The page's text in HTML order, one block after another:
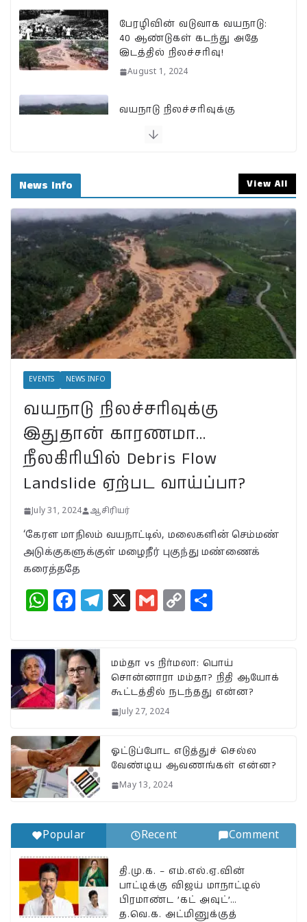
பேரழிவின் வடுவாக வயநாடு:
40 ஆண்டுகள் கடந்து அதே
இடத்தில் நிலச்சரிவு!
August 1, 2024
வயநாடு நிலச்சரிவுக்கு
நீலகிரியில் Debris Flow
BSNLக்கு மாறும் மக்கள்;
பா.ஜ.க. புத்துயிர் அளிக்குமா…
இறுதி உயிர்த் துடிப்பையும்
நிறுத்துமா?
July 30, 2024
வயநாட்டில் முதல் வெற்றி!
தென்னிந்தியாவின்
முகமாகிறாரா பிரியங்கா?
காங்கிரஸ் வியூகம் என்ன?
தி.மு.க. – எம்.எல்.ஏ.வின்
பிரமாண்ட ’கட் அவுட்’…
த.வெ.க. அட்மினுக்குத்
தெரியுமா?
October 27, 2024
News Info View All
EVENTS NEWS INFO
வயநாடு நிலச்சரிவுக்கு
இதுதான் காரணமா…
நீலகிரியில் Debris Flow
Landslide ஏற்பட வாய்ப்பா?
July 31, 2024 ஆசிரியர்
‘கேரள மாநிலம் வயநாட்டில், மலைகளின் செம்மண்
அடுக்குகளுக்குள் மழைநீர் புகுந்து மண்ணைக்
கரைத்ததே
W
at
s
A
p
p
F
c
e
b
o
o
k
T
g
ra
m
X
G
l
C
y
Li
r
e
மம்தா vs நிர்மலா: பொய்
சொன்னாரா மம்தா? நிதி ஆயோக்
கூட்டத்தில் நடந்தது என்ன?
July 27, 2024
ஓட்டுப்போட எடுத்துச் செல்ல
வேண்டிய ஆவணங்கள் என்ன?
May 13, 2024
Popular Recent Comment
தி.மு.க. – எம்.எல்.ஏ.வின்
பாட்டிக்கு விஜய் மாநாட்டில்
பிரமாண்ட ’கட் அவுட்’…
த.வெ.க. அட்மினுக்குத்